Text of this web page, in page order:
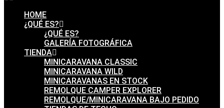
HOME
¿QUÉ ES?
¿QUÉ ES?
GALERÍA FOTOGRÁFICA
TIENDA
MINICARAVANA CLASSIC
MINICARAVANA WILD
MINICARAVANAS EN STOCK
REMOLQUE CAMPER EXPLORER
REMOLQUE/MINICARAVANA BAJO PEDIDO